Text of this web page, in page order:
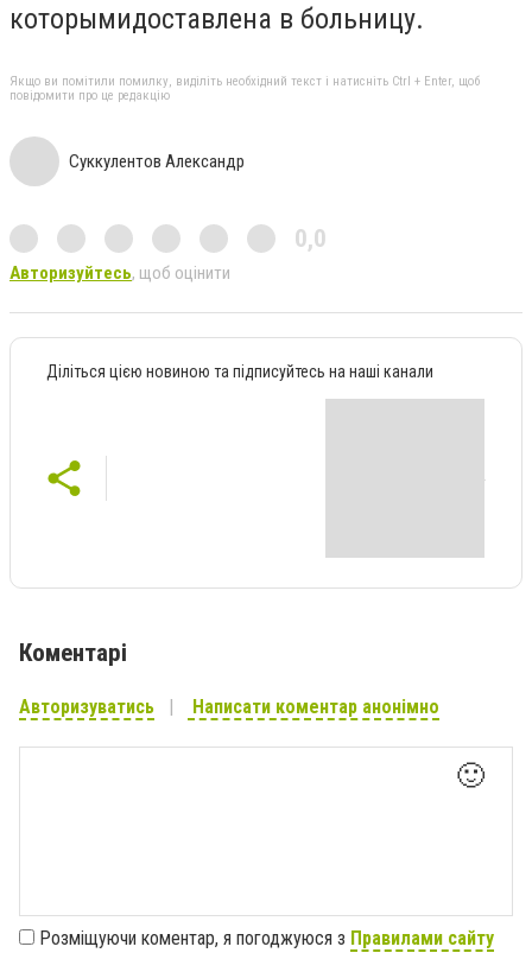
которымидоставлена в больницу.
Якщо ви помітили помилку, виділіть необхідний текст і натисніть Ctrl + Enter, щоб
повідомити про це редакцію
Суккулентов Александр
0,0
Авторизуйтесь, щоб оцінити
Діліться цією новиною та підписуйтесь на наші канали
Коментарі
Авторизуватись Написати коментар анонімно
🙂
Розміщуючи коментар, я погоджуюся з Правилами сайту